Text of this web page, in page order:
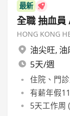
最新
全職 抽血員
HONG KONG
油尖旺, 油
5天/週
住院、門
有薪年假
5天工作周